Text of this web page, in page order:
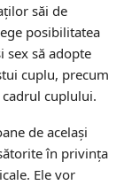
săi de
posibilitatea
sex să adopte
cuplu, precum
cuplului.
de același
în privința
Ele vor